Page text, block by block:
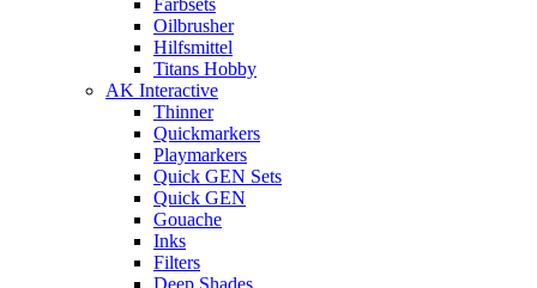
Farbsets
Oilbrusher
Hilfsmittel
Titans Hobby
AK Interactive
Thinner
Quickmarkers
Playmarkers
Quick GEN Sets
Quick GEN
Gouache
Inks
Filters
Deep Shades